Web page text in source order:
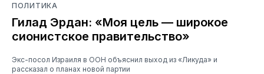
ПОЛИТИКА
Гилад Эрдан: «Моя цель — широкое
сионистское правительство»
Экс-посол Израиля в ООН объяснил выход из «Ликуда» и
рассказал о планах новой партии